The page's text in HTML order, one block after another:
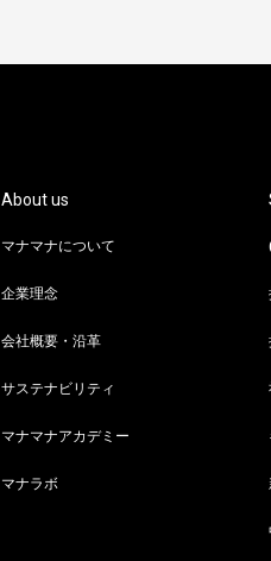
About us
マナマナについて
企業理念
会社概要・沿革
サステナビリティ
マナマナアカデミー
マナラボ